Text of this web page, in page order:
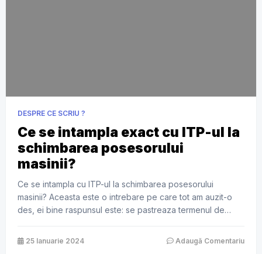
DESPRE CE SCRIU ?
Ce se intampla exact cu ITP-ul la
schimbarea posesorului
masinii?
Ce se intampla cu ITP-ul la schimbarea posesorului
masinii? Aceasta este o intrebare pe care tot am auzit-o
des, ei bine raspunsul este: se pastreaza termenul de
certificat de inmatriculare, pe care politia va scrie data
pana la care ITP-ul va ramane valabil. Asa ca este […]
25 Ianuarie 2024 Adaugă Comentariu